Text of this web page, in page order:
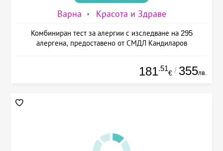
Варна Красота и Здраве
Комбиниран тест за алергии с изследване на 295
алергена, предоставено от СМДЛ Кандиларов
181.51
€ / 355лв.